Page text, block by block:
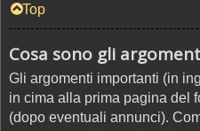
Top
Cosa sono gli
Gli argomenti importanti (in
in cima alla prima pagina del
(dopo eventuali annunci).